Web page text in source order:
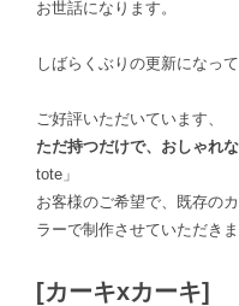
お世話になります。
しばらくぶりの更新になっ
ご好評いただいています、
ただ持つだけで、おしゃれ
tote」
お客様のご希望で、既存の
ラーで制作させていただきま
[カーキxカーキ]